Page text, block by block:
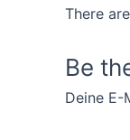
There
Be
Deine